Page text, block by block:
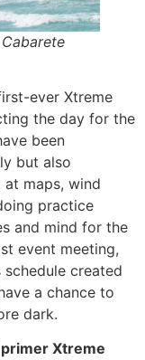
ever Xtreme
the day for the
been
but also
maps, wind
practice
and mind for the
event meeting,
created
a chance to
dark.
Xtreme